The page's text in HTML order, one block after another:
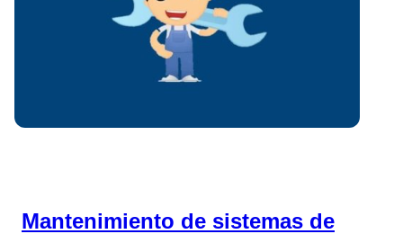
Mantenimiento de sistemas de